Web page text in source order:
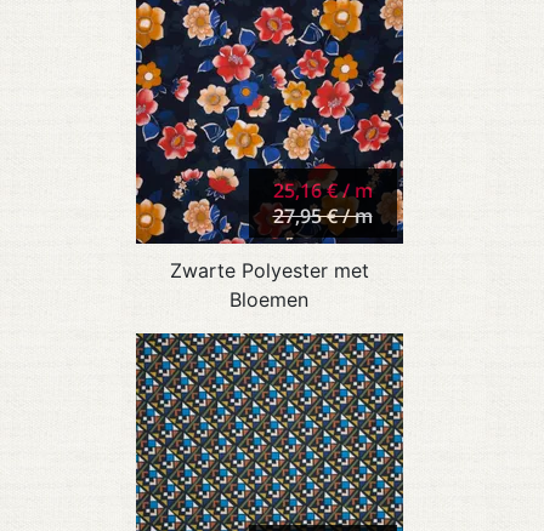
25,16 € / m
27,95 € / m
Zwarte Polyester met
Bloemen